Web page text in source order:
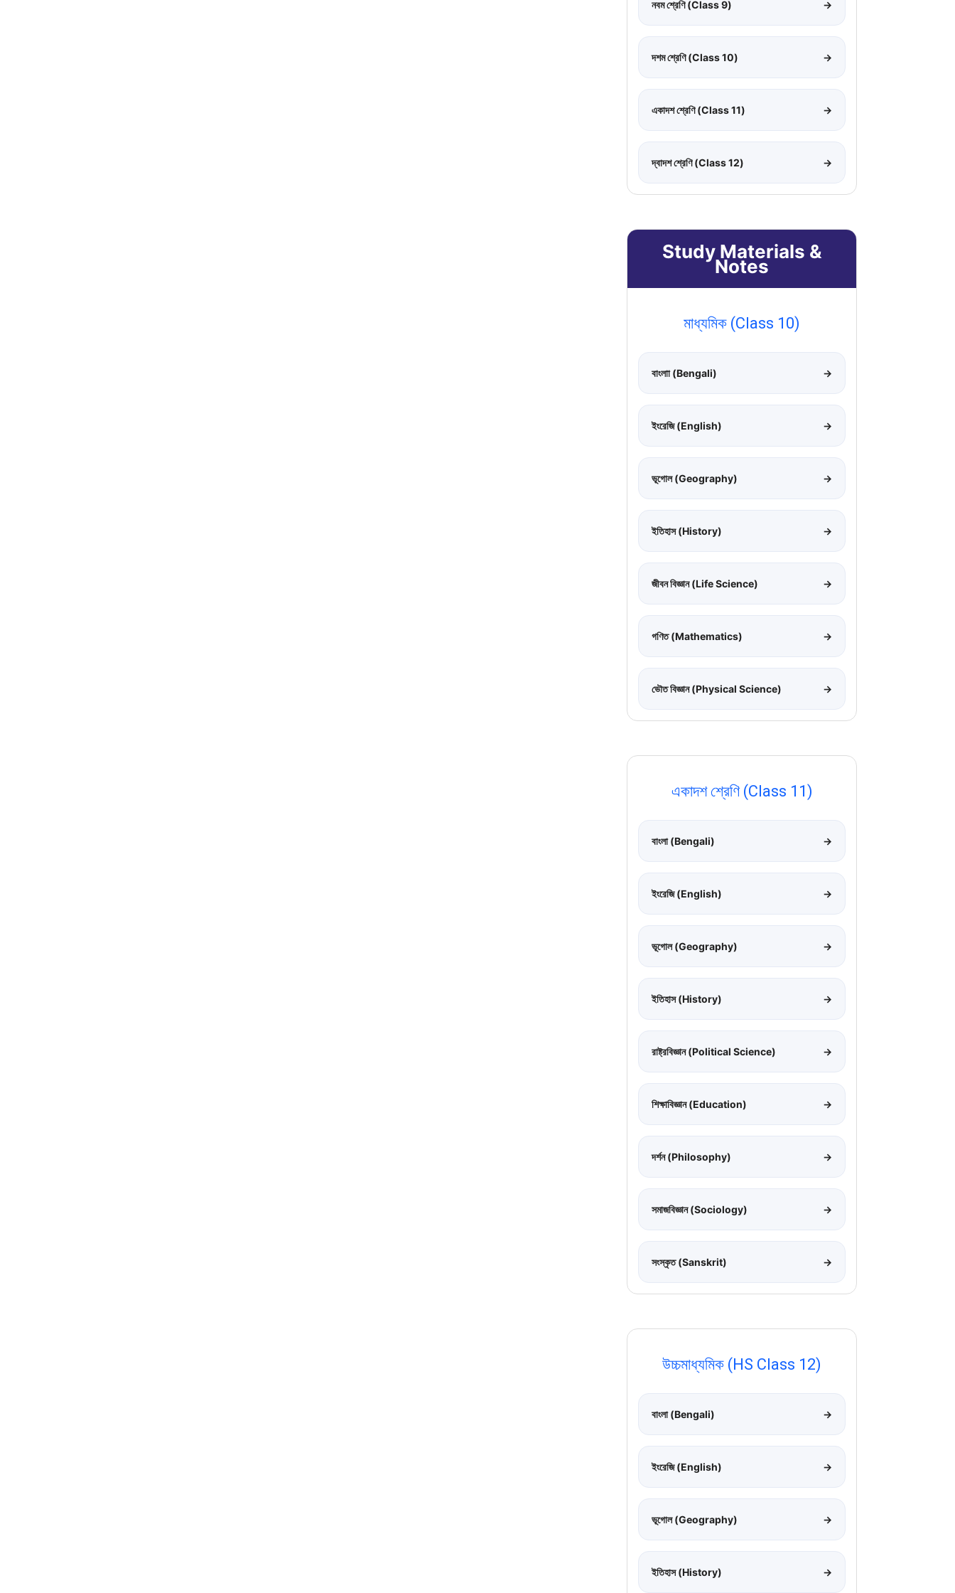
নবম শ্রেণি (Class 9) →
দশম শ্রেণি (Class 10) →
একাদশ শ্রেণি (Class 11) →
দ্বাদশ শ্রেণি (Class 12) →
Study Materials &
Notes
মাধ্যমিক (Class 10)
বাংলাা (Bengali) →
ইংরেজি (English) →
ভূগোল (Geography) →
ইতিহাস (History) →
জীবন বিজ্ঞান (Life Science) →
গণিত (Mathematics) →
ভৌত বিজ্ঞান (Physical Science) →
একাদশ শ্রেণি (Class 11)
বাংলা (Bengali) →
ইংরেজি (English) →
ভূগোল (Geography) →
ইতিহাস (History) →
রাষ্ট্রবিজ্ঞান (Political Science) →
শিক্ষাবিজ্ঞান (Education) →
দর্শন (Philosophy) →
সমাজবিজ্ঞান (Sociology) →
সংস্কৃত (Sanskrit) →
উচ্চমাধ্যমিক (HS Class 12)
বাংলা (Bengali) →
ইংরেজি (English) →
ভূগোল (Geography) →
ইতিহাস (History) →